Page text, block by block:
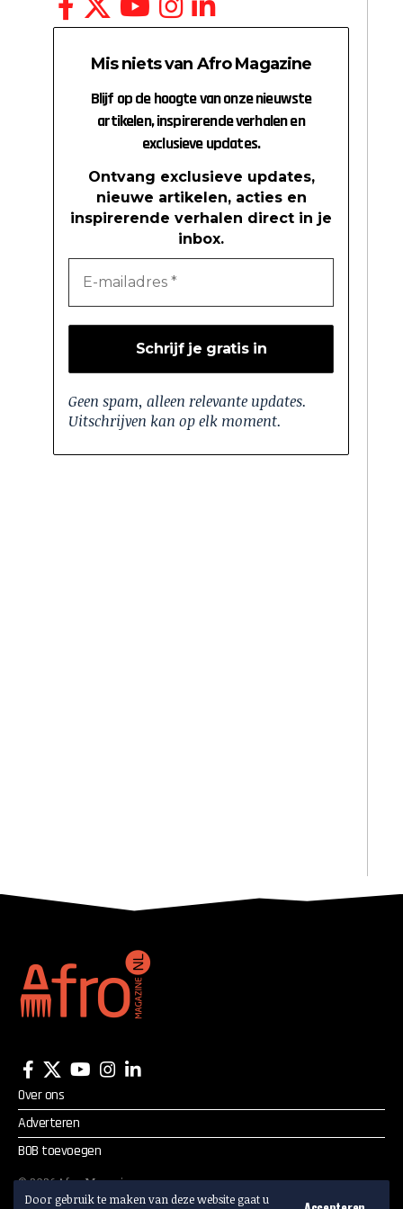
Door gebruik te maken van deze website gaat u
Mis niets van Afro Magazine
Blijf op de hoogte van onze nieuwste
artikelen, inspirerende verhalen en
exclusieve updates.
Ontvang exclusieve updates,
nieuwe artikelen, acties en
inspirerende verhalen direct in je
inbox.
Geen spam, alleen relevante updates.
Uitschrijven kan op elk moment.
Over ons
Adverteren
BOB toevoegen
©2026Afro Magazine.
Alle rechten voorbehouden.